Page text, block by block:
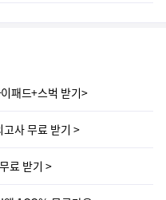
패드+스벅 받기>
사 무료 받기 >
료 받기 >